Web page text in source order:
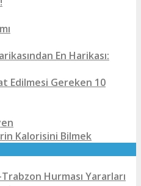
En Harikası:
Edilmesi Gereken 10
Kalorisini Bilmek
Hurması Yararları